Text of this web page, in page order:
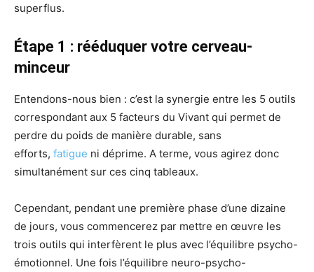
superflus.
Étape 1 : rééduquer votre cerveau-
minceur
Entendons-nous bien : c’est la synergie entre les 5 outils
correspondant aux 5 facteurs du Vivant qui permet de
perdre du poids de manière durable, sans
efforts, fatigue ni déprime. A terme, vous agirez donc
simultanément sur ces cinq tableaux.
Cependant, pendant une première phase d’une dizaine
de jours, vous commencerez par mettre en œuvre les
trois outils qui interfèrent le plus avec l’équilibre psycho-
émotionnel. Une fois l’équilibre neuro-psycho-